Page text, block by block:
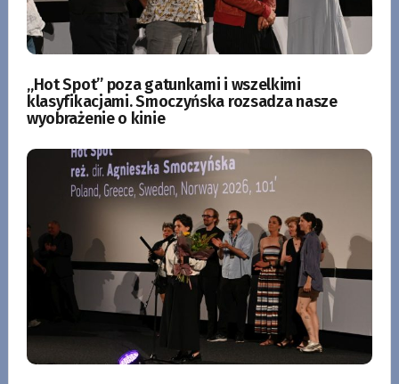
„Hot Spot” poza gatunkami i wszelkimi
klasyfikacjami. Smoczyńska rozsadza nasze
wyobrażenie o kinie